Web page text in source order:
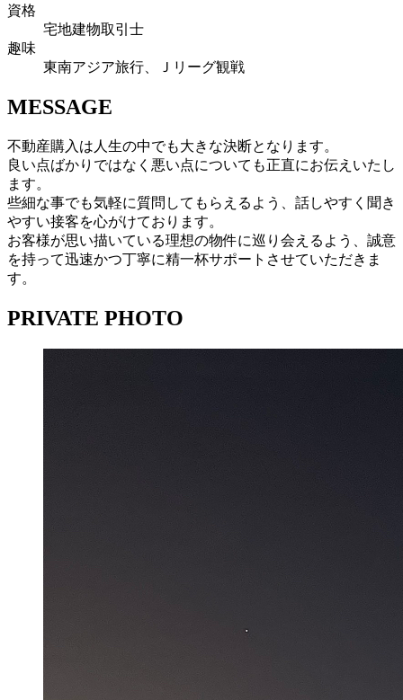
資格
宅地建物取引士
趣味
東南アジア旅行、Ｊリーグ観戦
MESSAGE
不動産購入は人生の中でも大きな決断となります。
良い点ばかりではなく悪い点についても正直にお伝えいたし
ます。
些細な事でも気軽に質問してもらえるよう、話しやすく聞き
やすい接客を心がけております。
お客様が思い描いている理想の物件に巡り会えるよう、誠意
を持って迅速かつ丁寧に精一杯サポートさせていただきま
す。
PRIVATE PHOTO